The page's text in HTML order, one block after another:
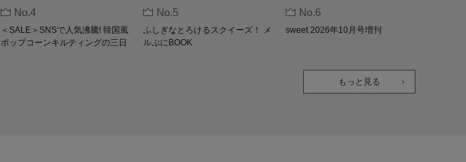
No.4
＜SALE＞SNSで人気沸騰! 韓国風
ポップコーンキルティングの三日
No.5
ふしぎなとろけるスクイーズ！ メ
ルぷにBOOK
No.6
sweet 2026年10月号増刊
もっと見る